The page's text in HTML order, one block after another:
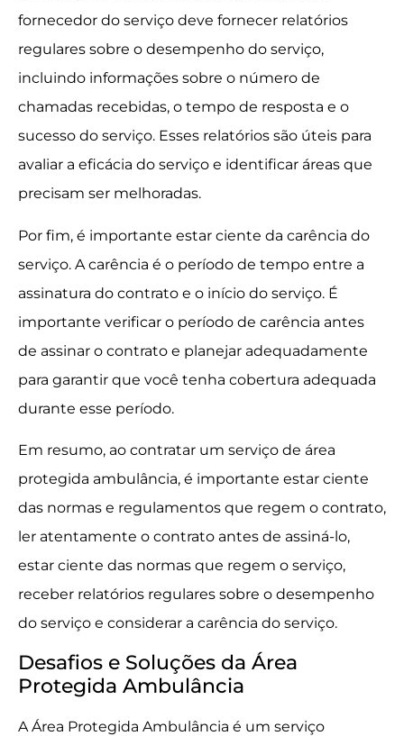
fornecedor do serviço deve fornecer relatórios
regulares sobre o desempenho do serviço,
incluindo informações sobre o número de
chamadas recebidas, o tempo de resposta e o
sucesso do serviço. Esses relatórios são úteis para
avaliar a eficácia do serviço e identificar áreas que
precisam ser melhoradas.
Por fim, é importante estar ciente da carência do
serviço. A carência é o período de tempo entre a
assinatura do contrato e o início do serviço. É
importante verificar o período de carência antes
de assinar o contrato e planejar adequadamente
para garantir que você tenha cobertura adequada
durante esse período.
Em resumo, ao contratar um serviço de área
protegida ambulância, é importante estar ciente
das normas e regulamentos que regem o contrato,
ler atentamente o contrato antes de assiná-lo,
estar ciente das normas que regem o serviço,
receber relatórios regulares sobre o desempenho
do serviço e considerar a carência do serviço.
Desafios e Soluções da Área
Protegida Ambulância
A Área Protegida Ambulância é um serviço